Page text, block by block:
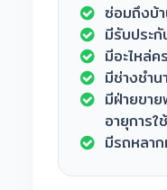
ซ่อมถึงบ้
มีรับประกั
มีอะไหล่
มีช่างชำ
มีฝ่ายขา
อายุการใ
มีรถหลา